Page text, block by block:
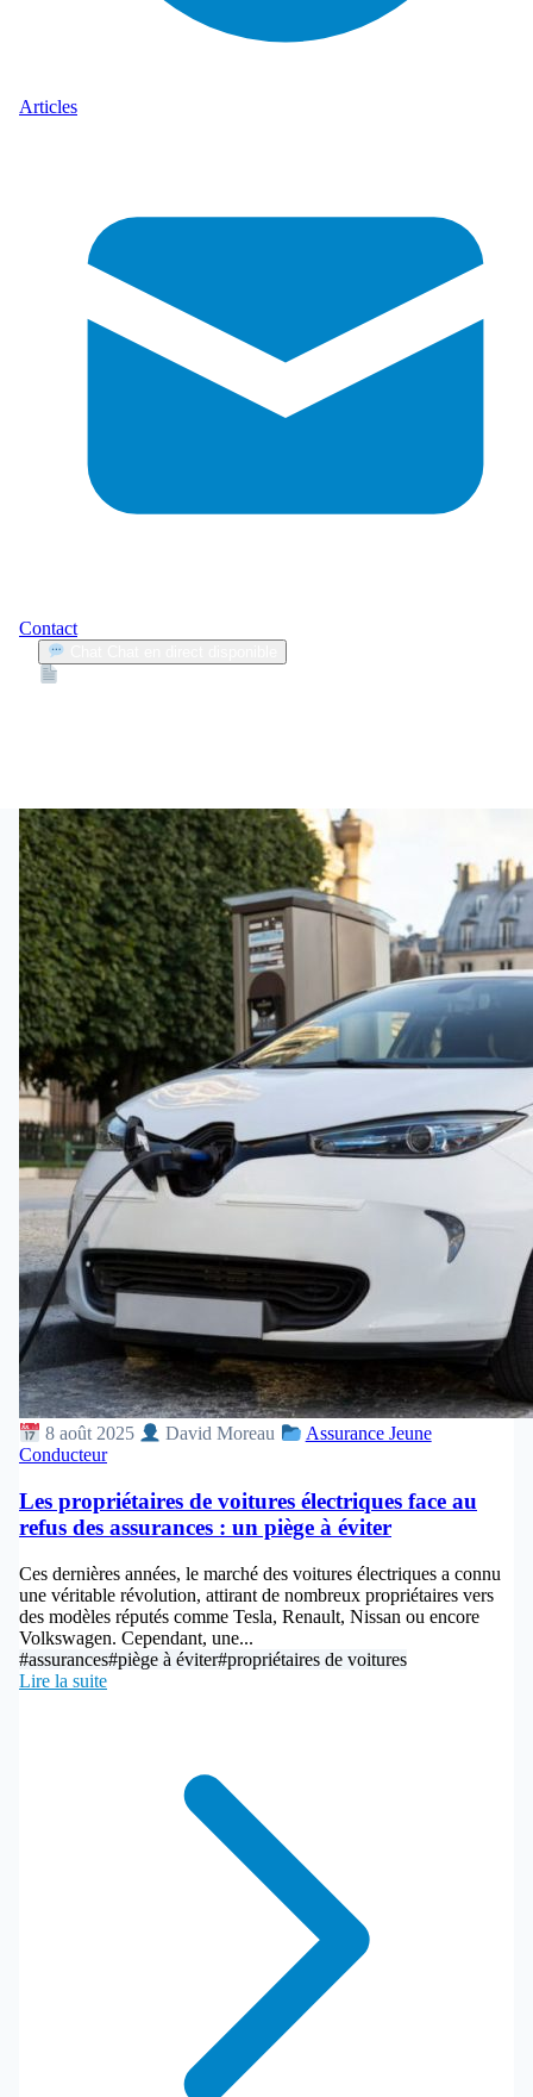
Articles
Contact
8 août 2025 David Moreau
Assurance Jeune
Conducteur
Les propriétaires de voitures électriques face au
refus des assurances : un piège à éviter
Ces dernières années, le marché des voitures électriques a connu
une véritable révolution, attirant de nombreux propriétaires vers
des modèles réputés comme Tesla, Renault, Nissan ou encore
Volkswagen. Cependant, une...
#assurances#piège à éviter#propriétaires de voitures
Lire la suite